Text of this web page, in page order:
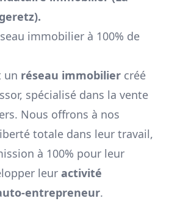
).
immobilier à 100% de
un réseau immobilier créé
spécialisé dans la vente
Nous offrons à nos
totale dans leur travail,
à 100% pour leur
leur activité
entrepreneur.